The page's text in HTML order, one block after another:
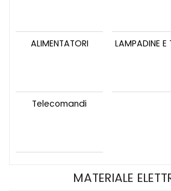
ALIMENTATORI LAMPADINE E
Telecomandi
MATERIALE